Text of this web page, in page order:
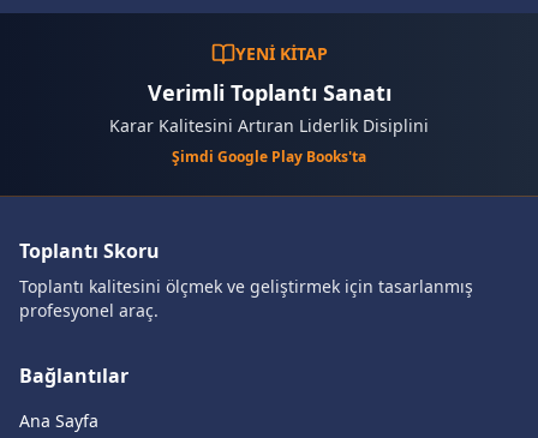
YENİ KİTAP
Verimli Toplantı Sanatı
Karar Kalitesini Artıran Liderlik Disiplini
Şimdi Google Play Books'ta
Toplantı Skoru
Toplantı kalitesini ölçmek ve geliştirmek için tasarlanmış
profesyonel araç.
Bağlantılar
Ana Sayfa